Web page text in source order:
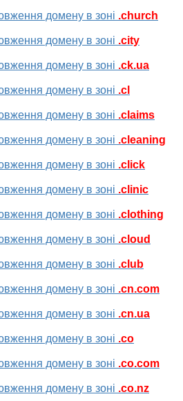
домену в зоні .church
домену в зоні .city
домену в зоні .ck.ua
домену в зоні .cl
домену в зоні .claims
домену в зоні .cleaning
домену в зоні .click
домену в зоні .clinic
домену в зоні .clothing
домену в зоні .cloud
домену в зоні .club
домену в зоні .cn.com
домену в зоні .cn.ua
домену в зоні .co
домену в зоні .co.com
домену в зоні .co.nz